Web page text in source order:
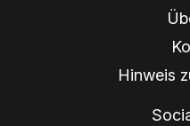
Hinweis